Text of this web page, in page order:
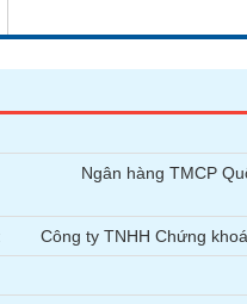
Ngân hàng TMCP
Công ty TNHH Chứng